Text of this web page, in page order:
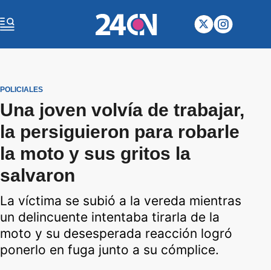
POLICIALES
Una joven volvía de trabajar,
la persiguieron para robarle
la moto y sus gritos la
salvaron
La víctima se subió a la vereda mientras
un delincuente intentaba tirarla de la
moto y su desesperada reacción logró
ponerlo en fuga junto a su cómplice.